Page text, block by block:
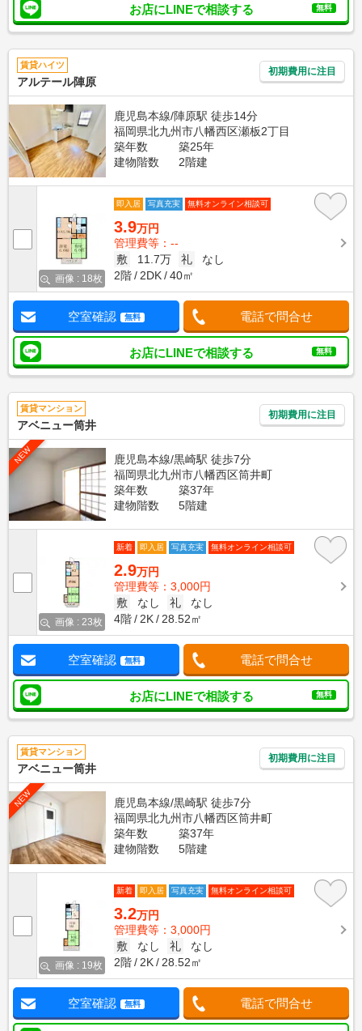
お店にLINEで相談する 無料
賃貸ハイツ
アルテール陣原
初期費用に注目
鹿児島本線/陣原駅 徒歩14分
福岡県北九州市八幡西区瀬板2丁目
築年数
築25年
建物階数
2階建
画像 : 18枚
即入居 写真充実 無料オンライン相談可
3.9万円
管理費等：--
敷
11.7万 礼
なし
2階
2DK 40㎡
空室確認 無料 電話で問合せ
お店にLINEで相談する 無料
賃貸マンション
アベニュー筒井
初期費用に注目
NEW
鹿児島本線/黒崎駅 徒歩7分
福岡県北九州市八幡西区筒井町
築年数
築37年
建物階数
5階建
画像 : 23枚
新着 即入居 写真充実 無料オンライン相談可
2.9万円
管理費等：3,000円
敷
なし 礼
なし
4階
2K 28.52㎡
空室確認 無料 電話で問合せ
お店にLINEで相談する 無料
賃貸マンション
アベニュー筒井
初期費用に注目
NEW
鹿児島本線/黒崎駅 徒歩7分
福岡県北九州市八幡西区筒井町
築年数
築37年
建物階数
5階建
画像 : 19枚
新着 即入居 写真充実 無料オンライン相談可
3.2万円
管理費等：3,000円
敷
なし 礼
なし
2階
2K 28.52㎡
空室確認 無料 電話で問合せ